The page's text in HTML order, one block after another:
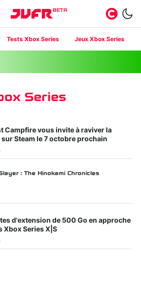
BETA
Tests Xbox Series Jeux Xbox Series
Series
Campfire vous invite à raviver la
sur Steam le 7 octobre prochain
: The Hinokami Chronicles
d'extension de 500 Go en approche
Xbox Series X|S